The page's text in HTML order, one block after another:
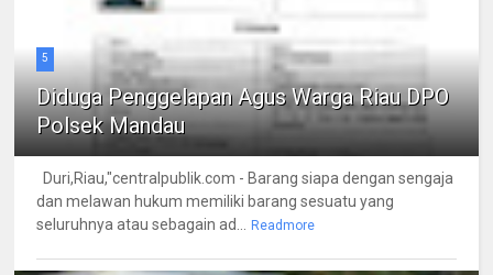
5
Diduga Penggelapan Agus Warga Riau DPO
Polsek Mandau
Duri,Riau,"centralpublik.com - Barang siapa dengan sengaja
dan melawan hukum memiliki barang sesuatu yang
seluruhnya atau sebagain ad... Readmore